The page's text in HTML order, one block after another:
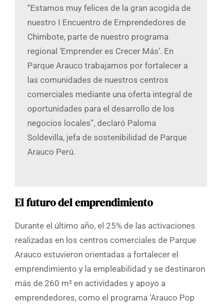
“Estamos muy felices de la gran acogida de
nuestro I Encuentro de Emprendedores de
Chimbote, parte de nuestro programa
regional ‘Emprender es Crecer Más’. En
Parque Arauco trabajamos por fortalecer a
las comunidades de nuestros centros
comerciales mediante una oferta integral de
oportunidades para el desarrollo de los
negocios locales”, declaró Paloma
Soldevilla, jefa de sostenibilidad de Parque
Arauco Perú.
El futuro del emprendimiento
Durante el último año, el 25% de las activaciones
realizadas en los centros comerciales de Parque
Arauco estuvieron orientadas a fortalecer el
emprendimiento y la empleabilidad y se destinaron
más de 260 m² en actividades y apoyo a
emprendedores, como el programa ‘Arauco Pop